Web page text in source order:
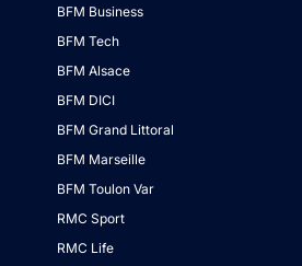
BFM Business
BFM Tech
BFM Alsace
BFM DICI
BFM Grand Littoral
BFM Marseille
BFM Toulon Var
RMC Sport
RMC Life